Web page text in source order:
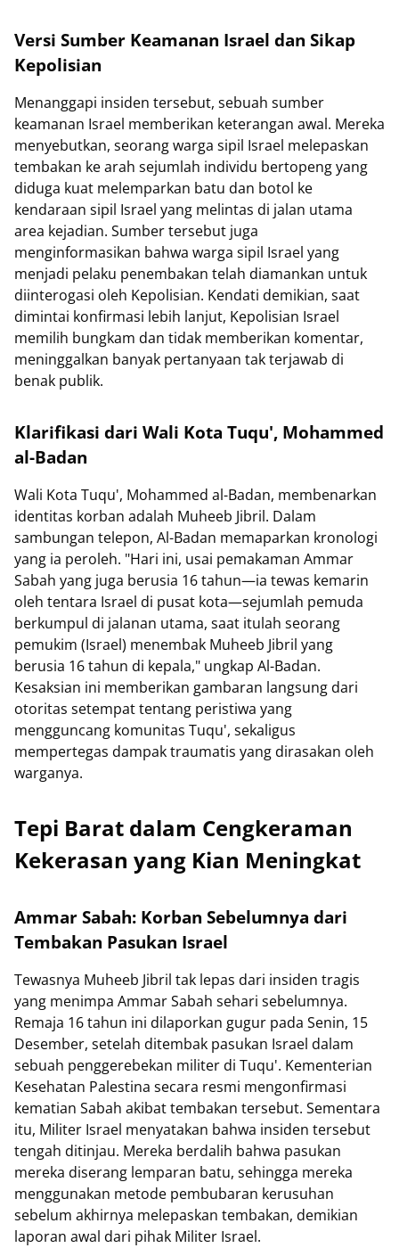
Versi Sumber Keamanan Israel dan Sikap
Kepolisian
Menanggapi insiden tersebut, sebuah sumber
keamanan Israel memberikan keterangan awal. Mereka
menyebutkan, seorang warga sipil Israel melepaskan
tembakan ke arah sejumlah individu bertopeng yang
diduga kuat melemparkan batu dan botol ke
kendaraan sipil Israel yang melintas di jalan utama
area kejadian. Sumber tersebut juga
menginformasikan bahwa warga sipil Israel yang
menjadi pelaku penembakan telah diamankan untuk
diinterogasi oleh Kepolisian. Kendati demikian, saat
dimintai konfirmasi lebih lanjut, Kepolisian Israel
memilih bungkam dan tidak memberikan komentar,
meninggalkan banyak pertanyaan tak terjawab di
benak publik.
Klarifikasi dari Wali Kota Tuqu', Mohammed
al-Badan
Wali Kota Tuqu', Mohammed al-Badan, membenarkan
identitas korban adalah Muheeb Jibril. Dalam
sambungan telepon, Al-Badan memaparkan kronologi
yang ia peroleh. "Hari ini, usai pemakaman Ammar
Sabah yang juga berusia 16 tahun—ia tewas kemarin
oleh tentara Israel di pusat kota—sejumlah pemuda
berkumpul di jalanan utama, saat itulah seorang
pemukim (Israel) menembak Muheeb Jibril yang
berusia 16 tahun di kepala," ungkap Al-Badan.
Kesaksian ini memberikan gambaran langsung dari
otoritas setempat tentang peristiwa yang
mengguncang komunitas Tuqu', sekaligus
mempertegas dampak traumatis yang dirasakan oleh
warganya.
Tepi Barat dalam Cengkeraman
Kekerasan yang Kian Meningkat
Ammar Sabah: Korban Sebelumnya dari
Tembakan Pasukan Israel
Tewasnya Muheeb Jibril tak lepas dari insiden tragis
yang menimpa Ammar Sabah sehari sebelumnya.
Remaja 16 tahun ini dilaporkan gugur pada Senin, 15
Desember, setelah ditembak pasukan Israel dalam
sebuah penggerebekan militer di Tuqu'. Kementerian
Kesehatan Palestina secara resmi mengonfirmasi
kematian Sabah akibat tembakan tersebut. Sementara
itu, Militer Israel menyatakan bahwa insiden tersebut
tengah ditinjau. Mereka berdalih bahwa pasukan
mereka diserang lemparan batu, sehingga mereka
menggunakan metode pembubaran kerusuhan
sebelum akhirnya melepaskan tembakan, demikian
laporan awal dari pihak Militer Israel.